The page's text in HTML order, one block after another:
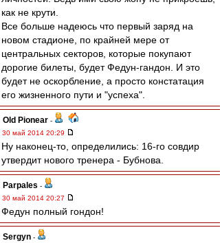
как не крути.
Все больше надеюсь что первый заряд на
новом стадионе, по крайней мере от
центральных секторов, которые покупают
дорогие билеты, будет Федун-гандон. И это
будет не оскорбление, а просто констатация
его жизненного пути и "успеха".
Old Pionear -
30 май 2014 20:29
Ну наконец-то, определились: 16-го совдир
утвердит нового тренера - Бубнова.
Parpales -
30 май 2014 20:27
Федун полный гондон!
Sergyn -